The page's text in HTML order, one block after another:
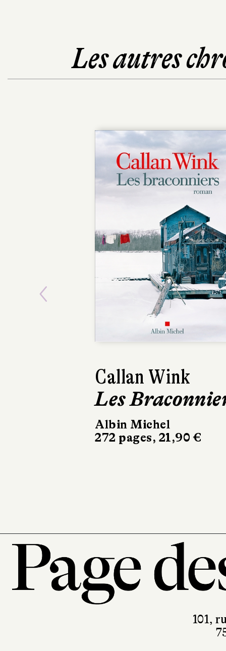
Les autres
Callan Wink
Les
Albin Michel
272 pages, 21,90 €
Bret Anthony
Johnston
La Lumière
les Ténèbres
Previous
101,